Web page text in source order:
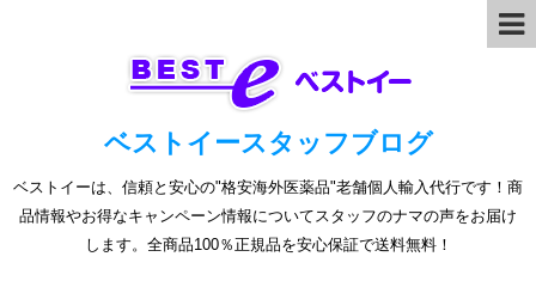
ベストイースタッフブログ
ベストイーは、信頼と安心の"格安海外医薬品"老舗個人輸入代行です！商
品情報やお得なキャンペーン情報についてスタッフのナマの声をお届け
します。全商品100％正規品を安心保証で送料無料！